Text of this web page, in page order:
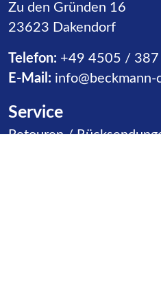
Zu den Gründen 16
23623 Dakendorf
Telefon: +49 4505 / 387
E-Mail: info@beckmann-
Service
Navigation überspringen
Retouren /